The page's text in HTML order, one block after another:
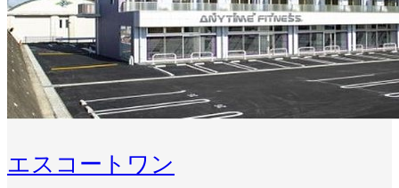
エスコートワン